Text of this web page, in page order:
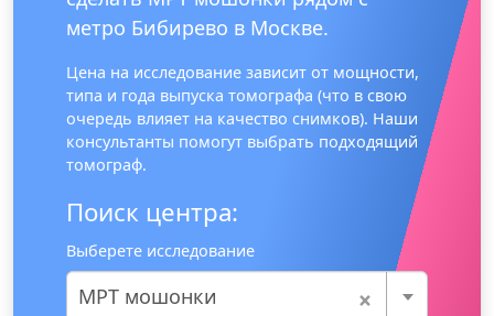
метро Бибирево в Москве.
Цена на исследование зависит от мощности,
типа и года выпуска томографа (что в свою
очередь влияет на качество снимков). Наши
консультанты помогут выбрать подходящий
томограф.
Поиск центра:
Выберете исследование
×
МРТ мошонки